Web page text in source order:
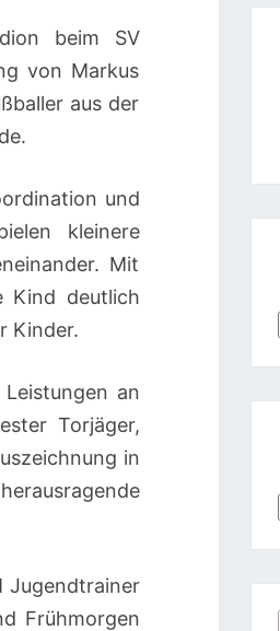
beim SV
von Markus
aus der
und
kleinere
Mit
Kind deutlich
Kinder.
an
Torjäger,
in
Jugendtrainer
Frühmorgen